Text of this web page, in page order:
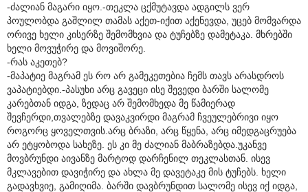
-ძალიან მაგარი იყო.-თეკლა ცქმუტავდა ადგილს ვერ
პოულობდა გაშლილ თამას აქეთ-იქით აქენევდა, უცებ მომვარდა
ორივე ხელი კისერზე შემომხვია და ტუჩებზე დამეტაკა. მხრებში
ხელი მოვუჭირე და მოვიშორე.
-რას აკეთებ?
-მაპატიე მაგრამ ეს რო არ გამეკეთებია ჩემს თავს არასდროს
ვაპატიებდი.-პასუხი არც გავეცი ისე შევედი ბარში სალომე
კარებთან იდგა, ზედაც არ შემომხედა მე წამიერად
შევჩერდი,თვალებზე დავაკვირდი მაგრამ ჩვეულებრივი იყო
როგორც ყოველთვის.არც ბრაზი, არც წყენა, არც იმედგაცრუება
არ ეტყობოდა სახეზე. ეს კი მე ძალიან მაბრაზებდა.უკანვე
მოვბრუნდი აივანზე მარტოდ დარჩენილ თეკლასთან. ისევ
მკლავებით დავიჭირე და ახლა მე დავეტაკე მის ტუჩებს. ხელი
გადავხვიე, გამიღიმა. ბარში დავბრუნდით სალომე ისევ იქ იდგა,